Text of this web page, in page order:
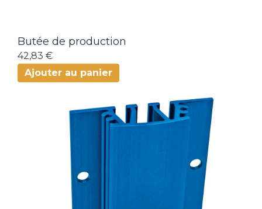
Butée de production
42,83 €
Ajouter au panier